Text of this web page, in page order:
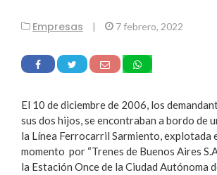
Empresas | 7 febrero, 2022
El 10 de diciembre de 2006, los
sus dos hijos, se encontraban a bordo de
la Línea Ferrocarril Sarmiento, explotada
momento por “Trenes de Buenos Aires
la Estación Once de la Ciudad Autónoma